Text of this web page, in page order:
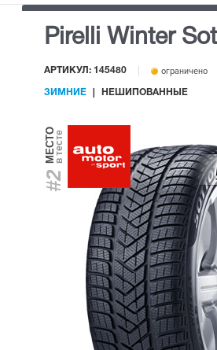
Pirelli Winter
АРТИКУЛ: 145480 ограничено
ЗИМНИЕ НЕШИПОВАННЫЕ
#2
МЕСТОв тесте